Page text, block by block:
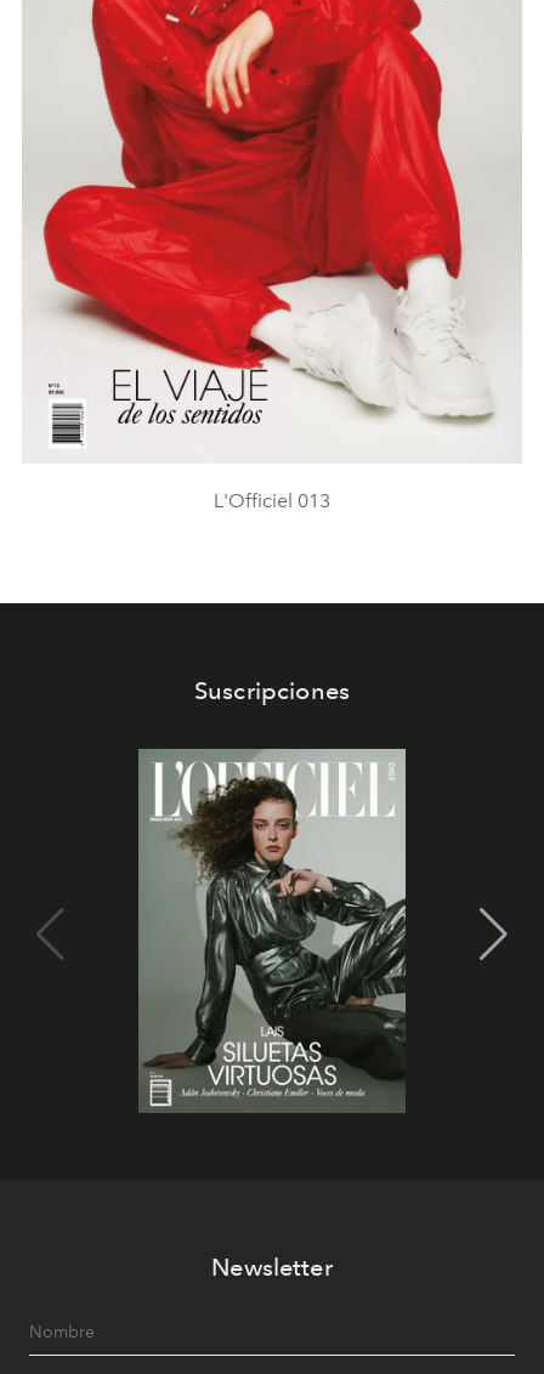
L'Officiel 013
Suscripciones
Newsletter